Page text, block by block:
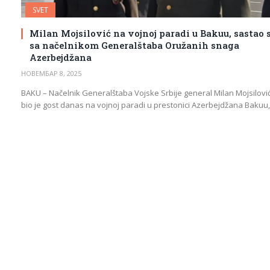
SVET
Milan Mojsilović na vojnoj paradi u Bakuu, sastao
sa načelnikom Generalštaba Oružanih snaga
Azerbejdžana
НОВЕМБАР 8, 2025
BAKU – Načelnik Generalštaba Vojske Srbije general Milan
bio je gost danas na vojnoj paradi u prestonici Azerbejdžana